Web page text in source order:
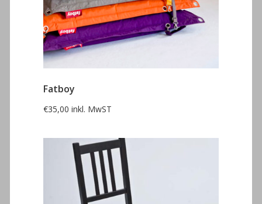
Fatboy
€35,00 inkl. MwST